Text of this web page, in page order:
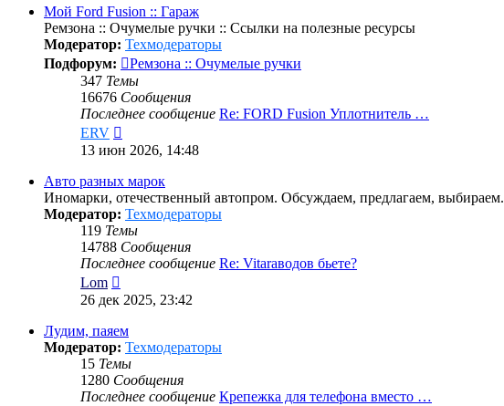
сообщению
Мой Ford Fusion :: Гараж
Ремзона :: Очумелые ручки :: Ссылки на полезные ресурсы
Модератор: Техмодераторы
Подфорум:
Ремзона :: Очумелые ручки
347 Темы
16676 Сообщения
Последнее сообщение Re: FORD Fusion Уплотнитель …
ERV
к
сообщению
13 июн 2026, 14:48
Авто разных марок
Иномарки, отечественный автопром. Обсуждаем, предлагаем, выбираем.
Модератор: Техмодераторы
119 Темы
14788 Сообщения
Последнее сообщение Re: Vitaraводов бьете?
Lom
к
сообщению
26 дек 2025, 23:42
Лудим, паяем
Модератор: Техмодераторы
15 Темы
1280 Сообщения
Последнее сообщение Крепежка для телефона вместо …